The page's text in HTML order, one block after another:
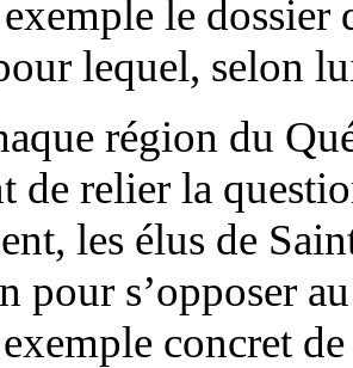
le
lequel, selon
région du
de relier la
les élus de
pour s’opposer
concret